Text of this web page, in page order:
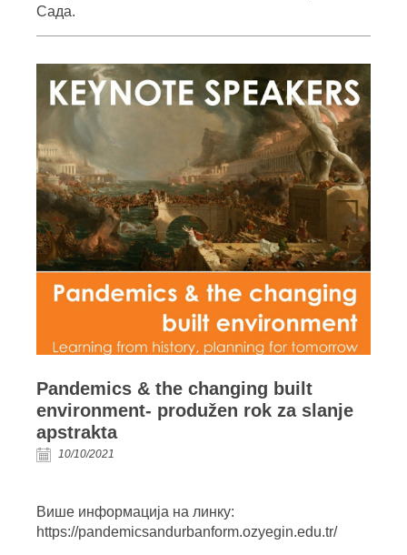
Сада.
Pandemics & the changing built
environment- produžen rok za slanje
apstrakta
10/10/2021
Више информација на линку:
https://pandemicsandurbanform.ozyegin.edu.tr/